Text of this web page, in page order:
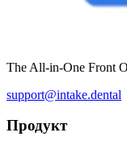
The All-in-One Front
support@intake.dental
Продукт